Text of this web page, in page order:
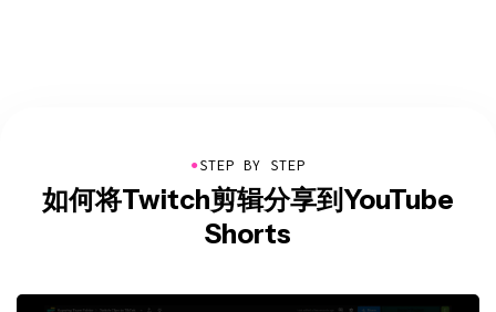
●STEP BY STEP
如何将Twitch剪辑分享到YouTube
Shorts